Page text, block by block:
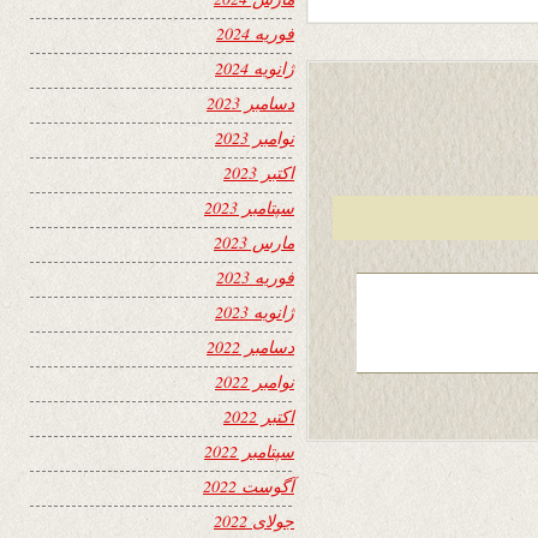
فوریه 2024
ژانویه 2024
دسامبر 2023
نوامبر 2023
اکتبر 2023
سپتامبر 2023
مارس 2023
فوریه 2023
ژانویه 2023
دسامبر 2022
نوامبر 2022
اکتبر 2022
سپتامبر 2022
آگوست 2022
جولای 2022